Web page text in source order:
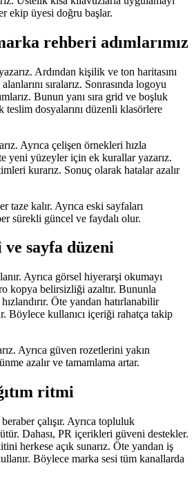
ekip üyesi doğru başlar.
rehberi adımlarımız
Ardından kişilik ve ton haritasını
sıralarız. Sonrasında logoyu
Bunun yanı sıra grid ve boşluk
teslim dosyalarını düzenli klasörlere
Ayrıca çelişen örnekleri hızla
yeni yüzeyler için ek kurallar yazarız.
kurarız. Sonuç olarak hatalar azalır
taze kalır. Ayrıca eski sayfaları
sürekli güncel ve faydalı olur.
sayfa düzeni
Ayrıca görsel hiyerarşi okumayı
kopya belirsizliği azaltır. Bununla
Öte yandan hatırlanabilir
Böylece kullanıcı içeriği rahatça takip
Ayrıca güven rozetlerini yakın
azalır ve tamamlama artar.
ritmi
çalışır. Ayrıca topluluk
Dahası, PR içerikleri güveni destekler.
herkese açık sunarız. Öte yandan iş
Böylece marka sesi tüm kanallarda